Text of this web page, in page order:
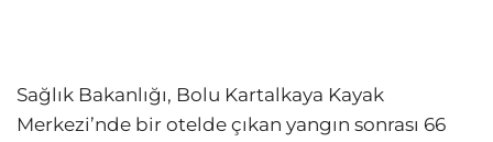
Sağlık Bakanlığı, Bolu Kartalkaya Kayak
Merkezi’nde bir otelde çıkan yangın sonrası 66